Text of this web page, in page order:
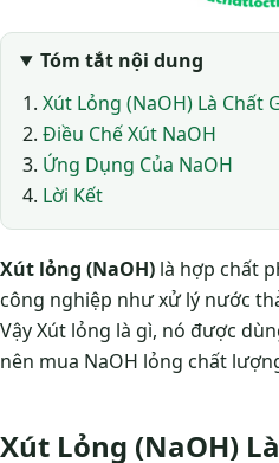
Tóm tắt nội dung
Xút Lỏng (NaOH) Là Chất
Điều Chế Xút NaOH
Ứng Dụng Của NaOH
Lời Kết
Xút lỏng (NaOH) là hợp chất
công nghiệp như xử lý nước
Vậy Xút lỏng là gì, nó được
nên mua NaOH lỏng chất
Xút Lỏng (NaOH)